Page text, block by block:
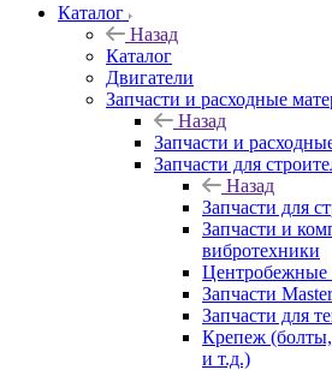
Каталог
Назад
Каталог
Двигатели
Запчасти и расходные
Назад
Запчасти и
Запчасти для
Назад
Запчасти для
Запчасти и
вибротехники
Центробежные
Запчасти Master
Запчасти для
Крепеж
и т.д.)